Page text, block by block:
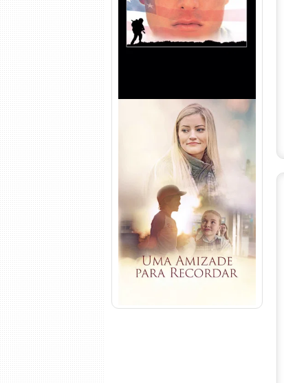
Dual Áudio
Uma Amizade para Recordar
Torrent (2025) WEB-DL 1080p
Dual Áudio